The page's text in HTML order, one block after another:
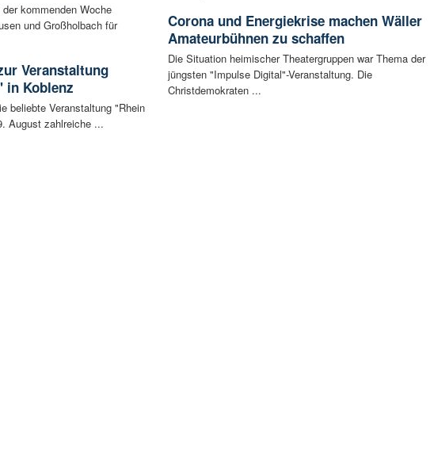
kommenden Woche
und Großholbach für
Veranstaltung
in Koblenz
beliebte Veranstaltung "Rhein
August zahlreiche ...
Corona und Energiekrise machen Wäller
Amateurbühnen zu schaffen
Die Situation heimischer Theatergruppen war Thema der
jüngsten "Impulse Digital"-Veranstaltung. Die
Christdemokraten ...